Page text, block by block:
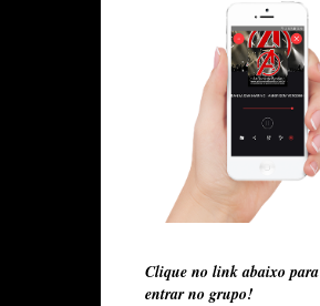
Clique no link abaixo para
entrar no grupo!